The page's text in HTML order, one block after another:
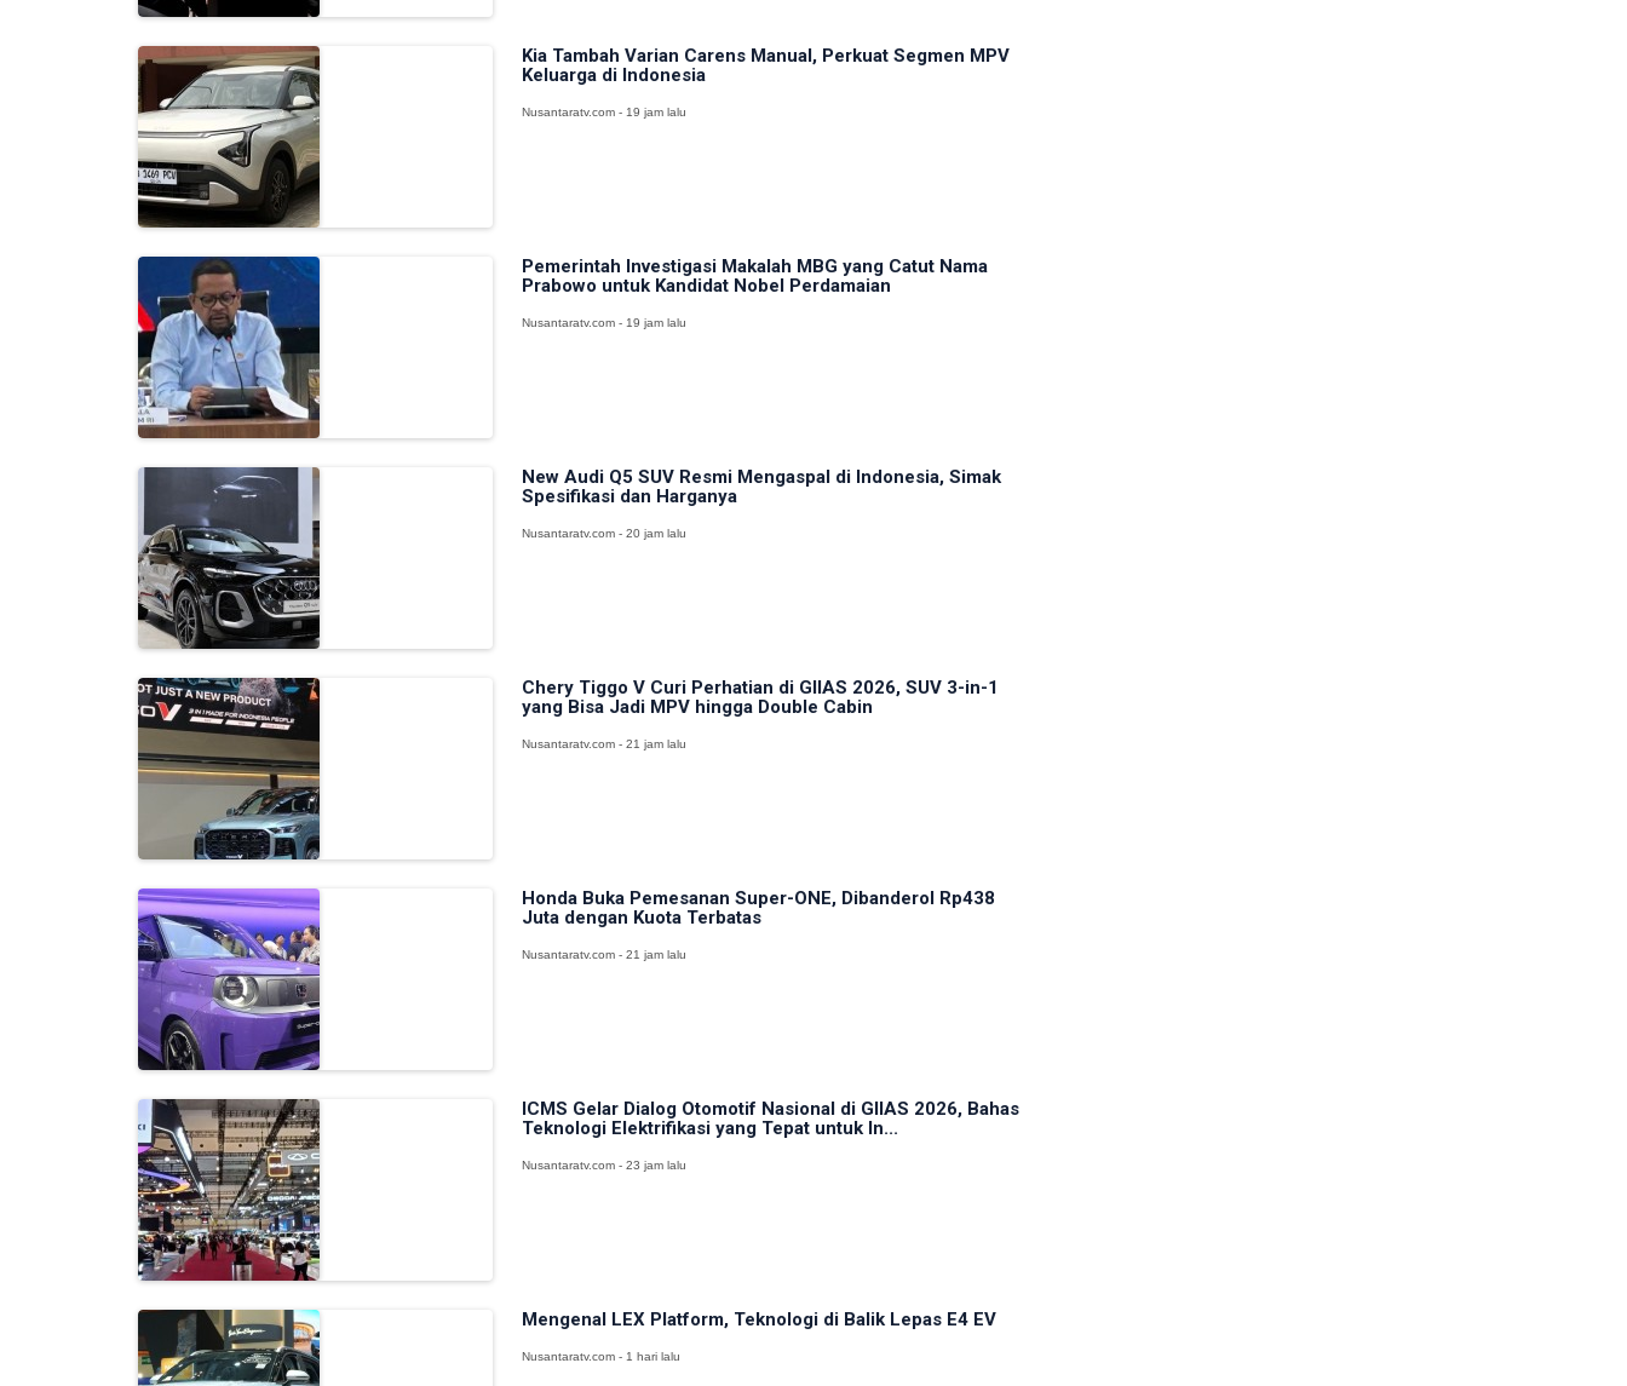
Kia Tambah Varian Carens Manual, Perkuat Segmen MPV
Keluarga di Indonesia
Nusantaratv.com - 19 jam lalu
Pemerintah Investigasi Makalah MBG yang Catut Nama
Prabowo untuk Kandidat Nobel Perdamaian
Nusantaratv.com - 19 jam lalu
New Audi Q5 SUV Resmi Mengaspal di Indonesia, Simak
Spesifikasi dan Harganya
Nusantaratv.com - 20 jam lalu
Chery Tiggo V Curi Perhatian di GIIAS 2026, SUV 3-in-1
yang Bisa Jadi MPV hingga Double Cabin
Nusantaratv.com - 21 jam lalu
Honda Buka Pemesanan Super-ONE, Dibanderol Rp438
Juta dengan Kuota Terbatas
Nusantaratv.com - 21 jam lalu
ICMS Gelar Dialog Otomotif Nasional di GIIAS 2026, Bahas
Teknologi Elektrifikasi yang Tepat untuk In...
Nusantaratv.com - 23 jam lalu
Mengenal LEX Platform, Teknologi di Balik Lepas E4 EV
Nusantaratv.com - 1 hari lalu